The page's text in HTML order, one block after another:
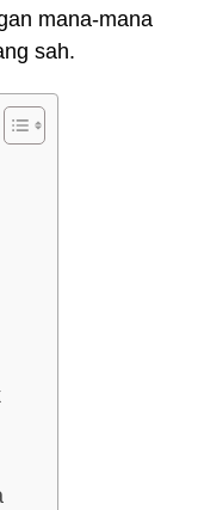
mana-mana
sah.